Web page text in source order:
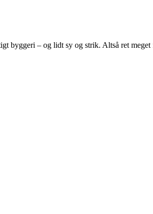
– og lidt sy og strik. Altså ret